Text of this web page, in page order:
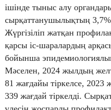
ішінде тыныс алу
сырқаттанушылықтың
Жүргізіліп жатқан
қарсы іс-шаралардың
бойынша
Мәселен, 2024 жылдың
81 жағдайы тіркелсе, 2023
339 жағдай тіркелді.